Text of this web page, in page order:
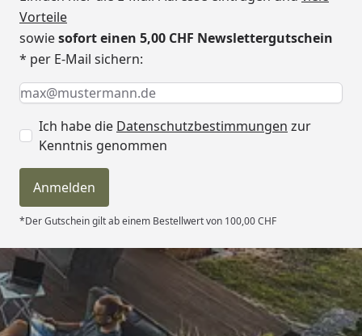
Vorteile
sowiesofort einen 5,00 CHF Newslettergutschein
* per E-Mail sichern:
Keine Eingabe erforderlich
Eingabe erforderlich
E-Mail *
Ich habe die Datenschutzbestimmungen zur
Kenntnis genommen
Anmelden
*Der Gutschein gilt ab einem Bestellwert von 100,00 CHF
Trusted Shops